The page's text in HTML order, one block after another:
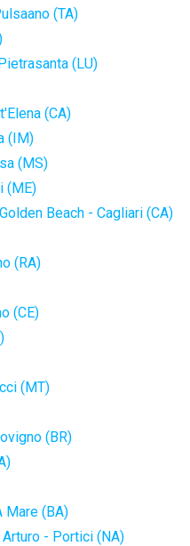
(TA)
(LU)
(CA)
(IM)
(MS)
(ME)
Golden Beach - Cagliari (CA)
(RA)
(CE)
(MT)
(BR)
Mare (BA)
- Portici (NA)